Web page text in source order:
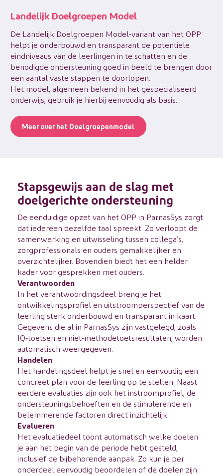
Landelijk Doelgroepen Model
De Landelijk Doelgroepen Model-variant van het OPP
helpt je onderbouwd en transparant de potentiële
eindniveaus van de leerlingen in te schatten en de
benodigde ondersteuning goed in beeld te brengen door
een aantal vaste stappen te doorlopen.
Het model, algemeen bekend in het gespecialiseerd
onderwijs, gebruik je hierbij eenvoudig als basis.
Meer over het Doelgroepenmodel
Stapsgewijs aan de slag met
doelgerichte ondersteuning
De eenduidige opzet van het OPP in ParnasSys zorgt
dat iedereen dezelfde taal spreekt. Zo verloopt de
samenwerking en uitwisseling tussen collega’s,
zorgprofessionals en ouders gemakkelijker en
overzichtelijker. Bovendien biedt het een helder
kader voor gesprekken met ouders.
Verantwoorden
In het verantwoordingsdeel breng je het
ontwikkelingsprofiel en uitstroomperspectief van de
leerling sterk onderbouwd en transparant in kaart.
Gegevens die al in ParnasSys zijn vastgelegd, zoals
IQ-toetsen en niet-methodetoetsresultaten, worden
automatisch weergegeven.
Handelen
Het handelingsdeel helpt je snel en eenvoudig een
concreet plan voor de leerling op te stellen. Naast
eerdere evaluaties zijn ook het instroomprofiel, de
ondersteuningsbehoeften en de stimulerende en
belemmerende factoren direct inzichtelijk.
Evalueren
Het evaluatiedeel toont automatisch welke doelen
je aan het begin van de periode hebt gesteld,
inclusief de bijbehorende aanpak. Zo kun je per
onderdeel eenvoudig beoordelen of de doelen zijn